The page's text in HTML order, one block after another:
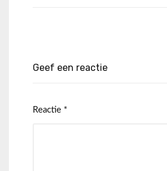
Geef een reactie
Reactie *